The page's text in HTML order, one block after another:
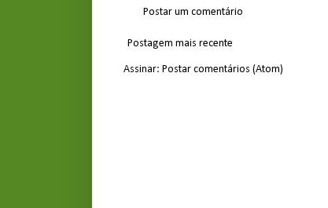
Postar um comentário
Postagem mais recente
Assinar: Postar comentários (Atom)